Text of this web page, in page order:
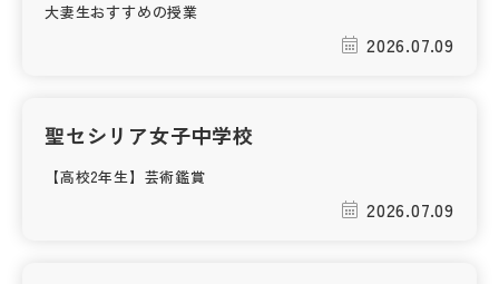
お問い合わせ
大妻生おすすめの授業
2026.07.09
聖セシリア女子中学校
【高校2年生】芸術鑑賞
2026.07.09